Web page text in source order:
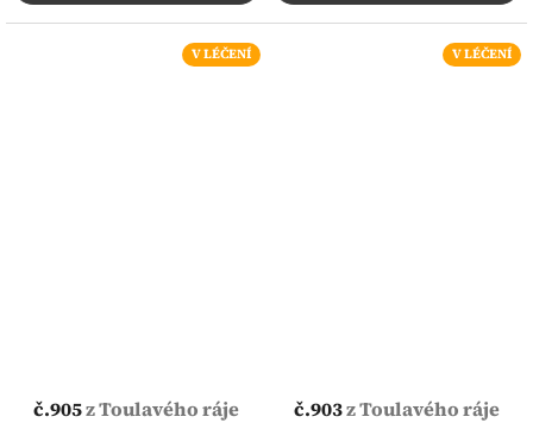
V LÉČENÍ
č.905z Toulavého ráje
V LÉČENÍ
č.903z Toulavého ráje